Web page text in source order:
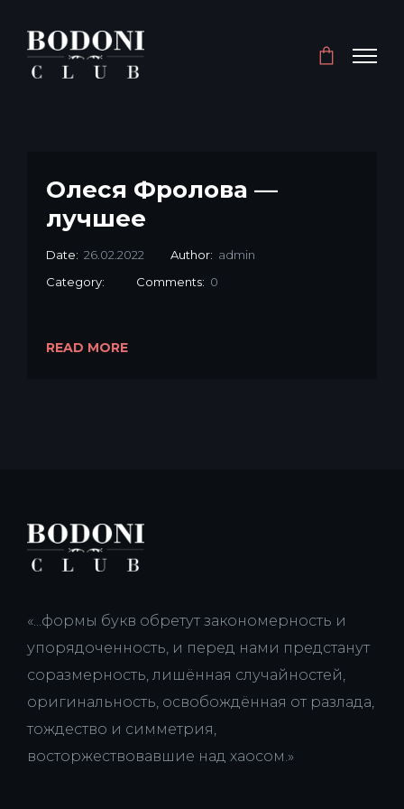
Олеся Фролова —
лучшее
Date: 26.02.2022 Author: admin
Category:
Comments: 0
READ MORE
«...формы букв обретут закономерность и
упорядоченность, и перед нами предстанут
соразмерность, лишённая случайностей,
оригинальность, освобождённая от разлада,
тождество и симметрия,
восторжествовавшие над хаосом.»